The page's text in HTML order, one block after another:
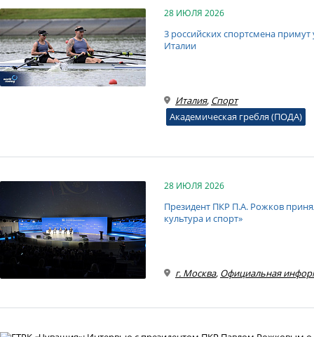
28 ИЮЛЯ 2026
3 российских спортсмена
Италии
Италия, Спорт
Академическая гребля (ПОДА)
28 ИЮЛЯ 2026
Президент ПКР П.А. Рожков
культура и спорт»
г. Москва, Официальная